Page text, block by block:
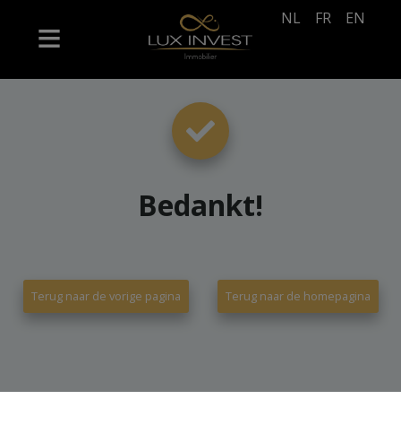
NL FR EN
Bedankt!
Terug naar de vorige pagina Terug naar de homepagina